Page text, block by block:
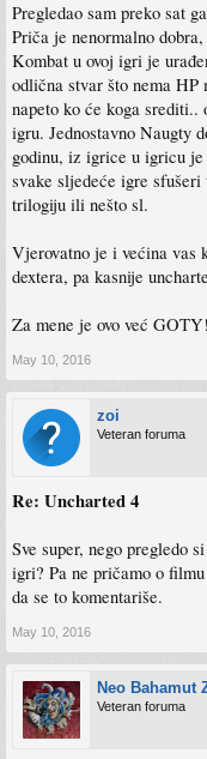
Pregledao sam preko sat
Priča je nenormalno
Kombat u ovoj igri je
odlična stvar što nema HP
napeto ko će koga
igru. Jednostavno Naugty
godinu, iz igrice u igricu
svake sljedeće igre
trilogiju ili nešto sl.
Vjerovatno je i većina vas
dextera, pa kasnije
Za mene je ovo već GOTY!
May 10, 2016
zoi
Veteran foruma
Re: Uncharted 4
Sve super, nego pregledo
igri? Pa ne pričamo o
da se to komentariše.
May 10, 2016
Neo Bahamut
Veteran foruma